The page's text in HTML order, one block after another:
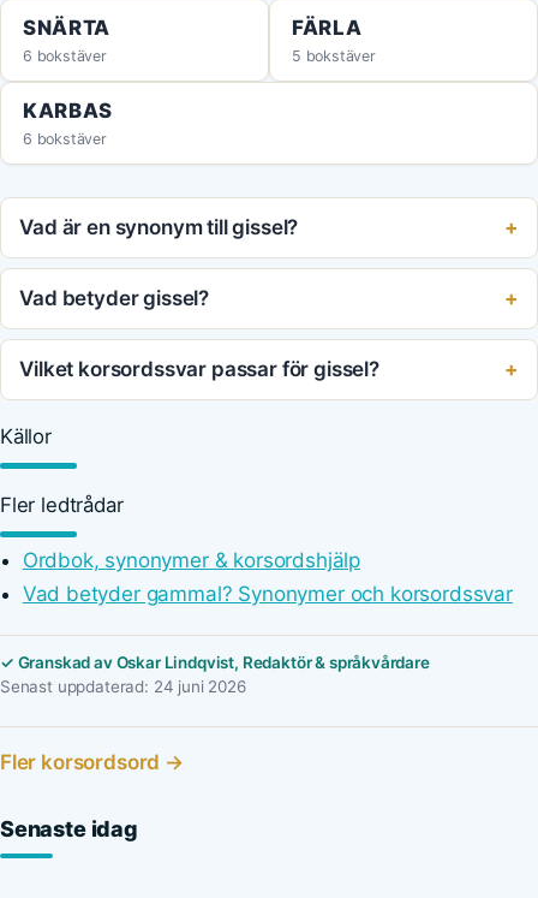
SNÄRTA
6 bokstäver
FÄRLA
5 bokstäver
KARBAS
6 bokstäver
Vad är en synonym till gissel?
Vad betyder gissel?
Vilket korsordssvar passar för gissel?
Källor
Fler ledtrådar
Ordbok, synonymer & korsordshjälp
Vad betyder gammal? Synonymer och korsordssvar
✓ Granskad av Oskar Lindqvist, Redaktör & språkvårdare
Senast uppdaterad: 24 juni 2026
Fler korsordsord →
Senaste idag